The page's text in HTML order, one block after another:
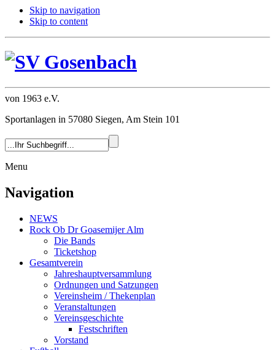
Skip to navigation
Skip to content
von 1963 e.V.
Sportanlagen in 57080 Siegen, Am Stein 101
Menu
Navigation
NEWS
Rock Ob Dr Goasemijer Alm
Die Bands
Ticketshop
Gesamtverein
Jahreshauptversammlung
Ordnungen und Satzungen
Vereinsheim / Thekenplan
Veranstaltungen
Vereinsgeschichte
Festschriften
Vorstand